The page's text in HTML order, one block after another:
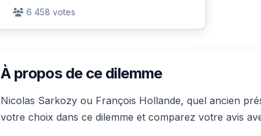
6 458 votes
À propos de ce dilemme
Nicolas Sarkozy ou François Hollande, quel ancien
votre choix dans ce dilemme et comparez votre avis